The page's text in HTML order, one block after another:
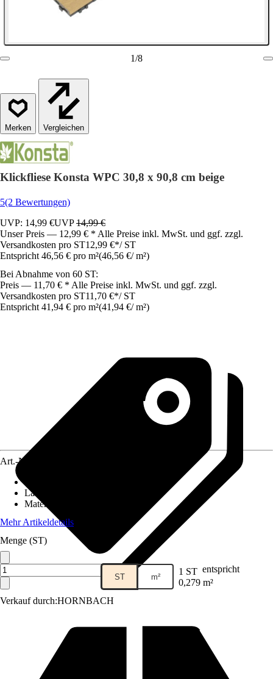
1/8
Vergleichen
Klickfliese Konsta WPC 30,8 x 90,8 cm beige
5(2 Bewertungen)
UVP: 14,99 €UVP14,99 €
Unser Preis — 12,99 € * Alle Preise inkl. MwSt. und ggf. zzgl.
Versandkosten pro ST12,99 €*/ ST
Entspricht 46,56 € pro m²(46,56 €/ m²)
Bei Abnahme von 60 ST:
Preis — 11,70 € * Alle Preise inkl. MwSt. und ggf. zzgl.
Versandkosten pro ST11,70 €*/ ST
Entspricht 41,94 € pro m²(41,94 €/ m²)
Verkauf durch:HORNBACH
Art.-Nr.
Länge
Material
Mehr Artikeldetails
Menge (ST)
ST m² 1 ST entspricht
0,279 m²